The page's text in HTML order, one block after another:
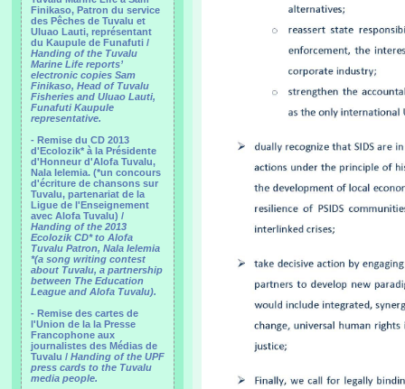
Finikaso, Patron du service
des Pêches de Tuvalu et
Uluao Lauti, représentant
du Kaupule de Funafuti /
Handing of the Tuvalu
Marine Life reports’
electronic copies Sam
Finikaso, Head of Tuvalu
Fisheries and Uluao Lauti,
Funafuti Kaupule
representative.
- Remise du CD 2013
d'Ecolozik* à la Présidente
d'Honneur d'Alofa Tuvalu,
Nala Ielemia. (*un concours
d'écriture de chansons sur
Tuvalu, partenariat de la
Ligue de l'Enseignement
avec Alofa Tuvalu) /
Handing of the 2013
Ecolozik CD* to Alofa
Tuvalu Patron, Nala Ielemia
*(a song writing contest
about Tuvalu, a partnership
between The Education
League and Alofa Tuvalu).
- Remise des cartes de
l'Union de la la Presse
Francophone aux
journalistes des Médias de
Tuvalu / Handing of the UPF
press cards to the Tuvalu
media people.